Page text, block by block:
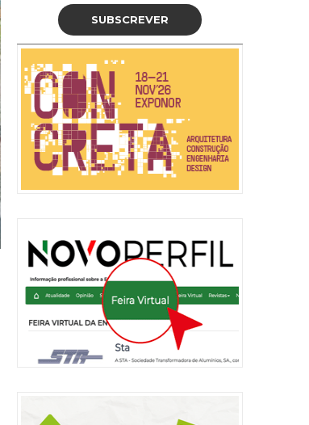
SUBSCREVER